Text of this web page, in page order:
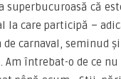
superbucuroasă că
la care participă –
de carnaval, seminud
Am întrebat-o de ce nu